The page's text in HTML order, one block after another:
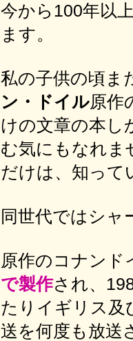
今から100年以
ます。
私の子供の頃ま
ン・ドイル原作
けの文章の本し
む気にもなれま
だけは、知って
同世代ではシャ
原作のコナンド
で製作され、
たりイギリス及
送を何度も放送